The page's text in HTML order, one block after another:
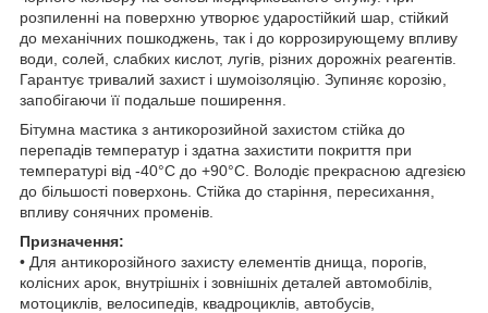
розпиленні на поверхню утворює ударостійкий шар, стійкий
до механічних пошкоджень, так і до коррозирующему впливу
води, солей, слабких кислот, лугів, різних дорожніх реагентів.
Гарантує тривалий захист і шумоізоляцію. Зупиняє корозію,
запобігаючи її подальше поширення.
Бітумна мастика з антикорозийной захистом стійка до
перепадів температур і здатна захистити покриття при
температурі від -40°С до +90°С. Володіє прекрасною адгезією
до більшості поверхонь. Стійка до старіння, пересихання,
впливу сонячних променів.
Призначення:
• Для антикорозійного захисту елементів днища, порогів,
колісних арок, внутрішніх і зовнішніх деталей автомобілів,
мотоциклів, велосипедів, квадроциклів, автобусів,